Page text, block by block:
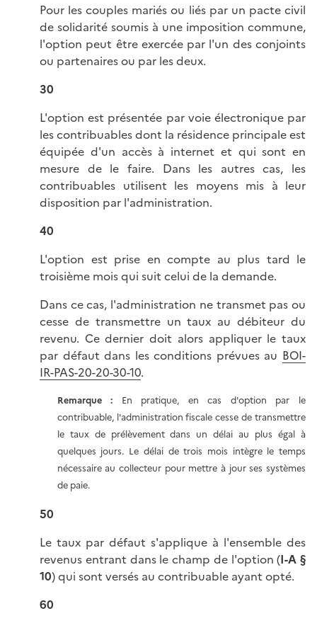
Pour les couples mariés ou liés par un pacte civil
de solidarité soumis à une imposition commune,
l'option peut être exercée par l'un des conjoints
ou partenaires ou par les deux.
30
L'option est présentée par voie électronique par
les contribuables dont la résidence principale est
équipée d'un accès à internet et qui sont en
mesure de le faire. Dans les autres cas, les
contribuables utilisent les moyens mis à leur
disposition par l'administration.
40
L'option est prise en compte au plus tard le
troisième mois qui suit celui de la demande.
Dans ce cas, l'administration ne transmet pas ou
cesse de transmettre un taux au débiteur du
revenu. Ce dernier doit alors appliquer le taux
par défaut dans les conditions prévues au BOI-
IR-PAS-20-20-30-10.
Remarque : En pratique, en cas d'option par le
contribuable, l'administration fiscale cesse de transmettre
le taux de prélèvement dans un délai au plus égal à
quelques jours. Le délai de trois mois intègre le temps
nécessaire au collecteur pour mettre à jour ses systèmes
de paie.
50
Le taux par défaut s'applique à l'ensemble des
revenus entrant dans le champ de l'option (I-A §
10) qui sont versés au contribuable ayant opté.
60